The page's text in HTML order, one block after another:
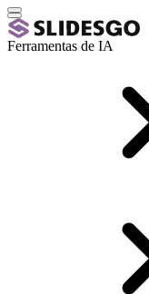
Ferramentas de IA